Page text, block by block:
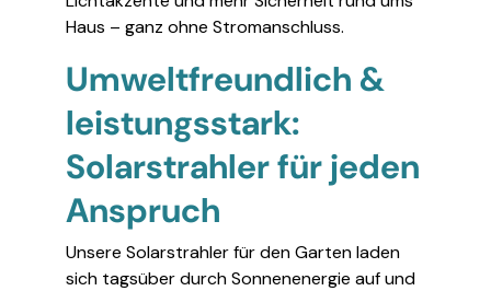
Haus – ganz ohne Stromanschluss.
Umweltfreundlich &
leistungsstark:
Solarstrahler für jeden
Anspruch
Unsere Solarstrahler für den Garten laden
sich tagsüber durch Sonnenenergie auf und